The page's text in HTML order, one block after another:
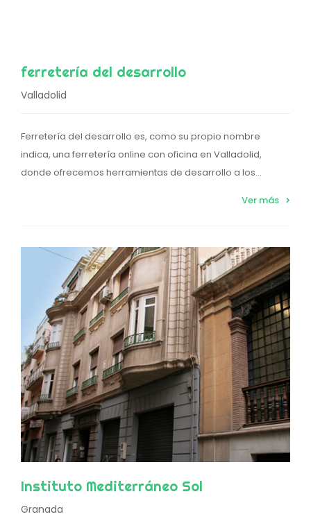
ferretería del desarrollo
Valladolid
Ferretería del desarrollo es, como su propio nombre
indica, una ferretería online con oficina en Valladolid,
donde ofrecemos herramientas de desarrollo a los...
Ver más
Instituto Mediterráneo Sol
Granada